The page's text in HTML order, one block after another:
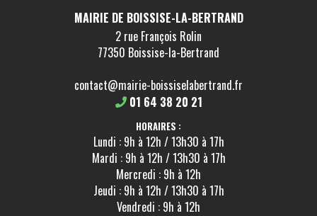
MAIRIE DE BOISSISE-LA-BERTRAND
2 rue François Rolin
77350 Boissise-la-Bertrand
contact@mairie-boissiselabertrand.fr
01 64 38 20 21
HORAIRES :
Lundi : 9h à 12h / 13h30 à 17h
Mardi : 9h à 12h / 13h30 à 17h
Mercredi : 9h à 12h
Jeudi : 9h à 12h / 13h30 à 17h
Vendredi : 9h à 12h